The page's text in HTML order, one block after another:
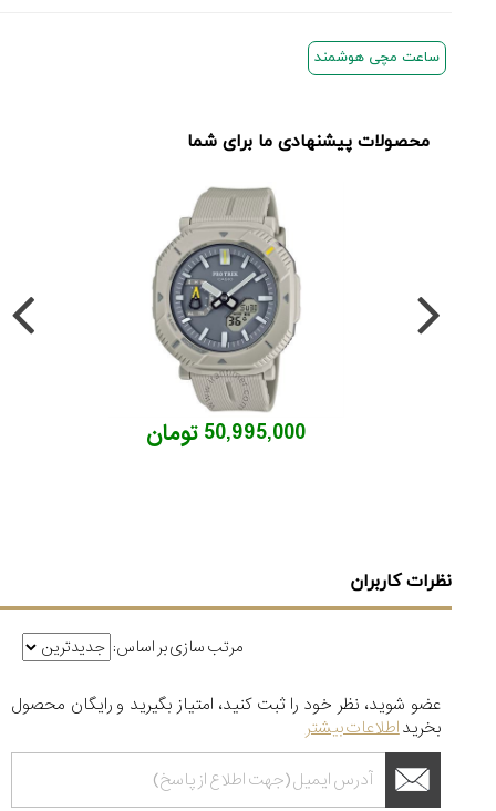
ساعت مچی هوشمند
محصولات پیشنهادی ما برای شما
50,995,000 تومان
نظرات کاربران
مرتب سازی بر اساس:
عضو شوید، نظر خود را ثبت کنید، امتیاز بگیرید و رایگان محصول
بخریداطلاعات بیشتر